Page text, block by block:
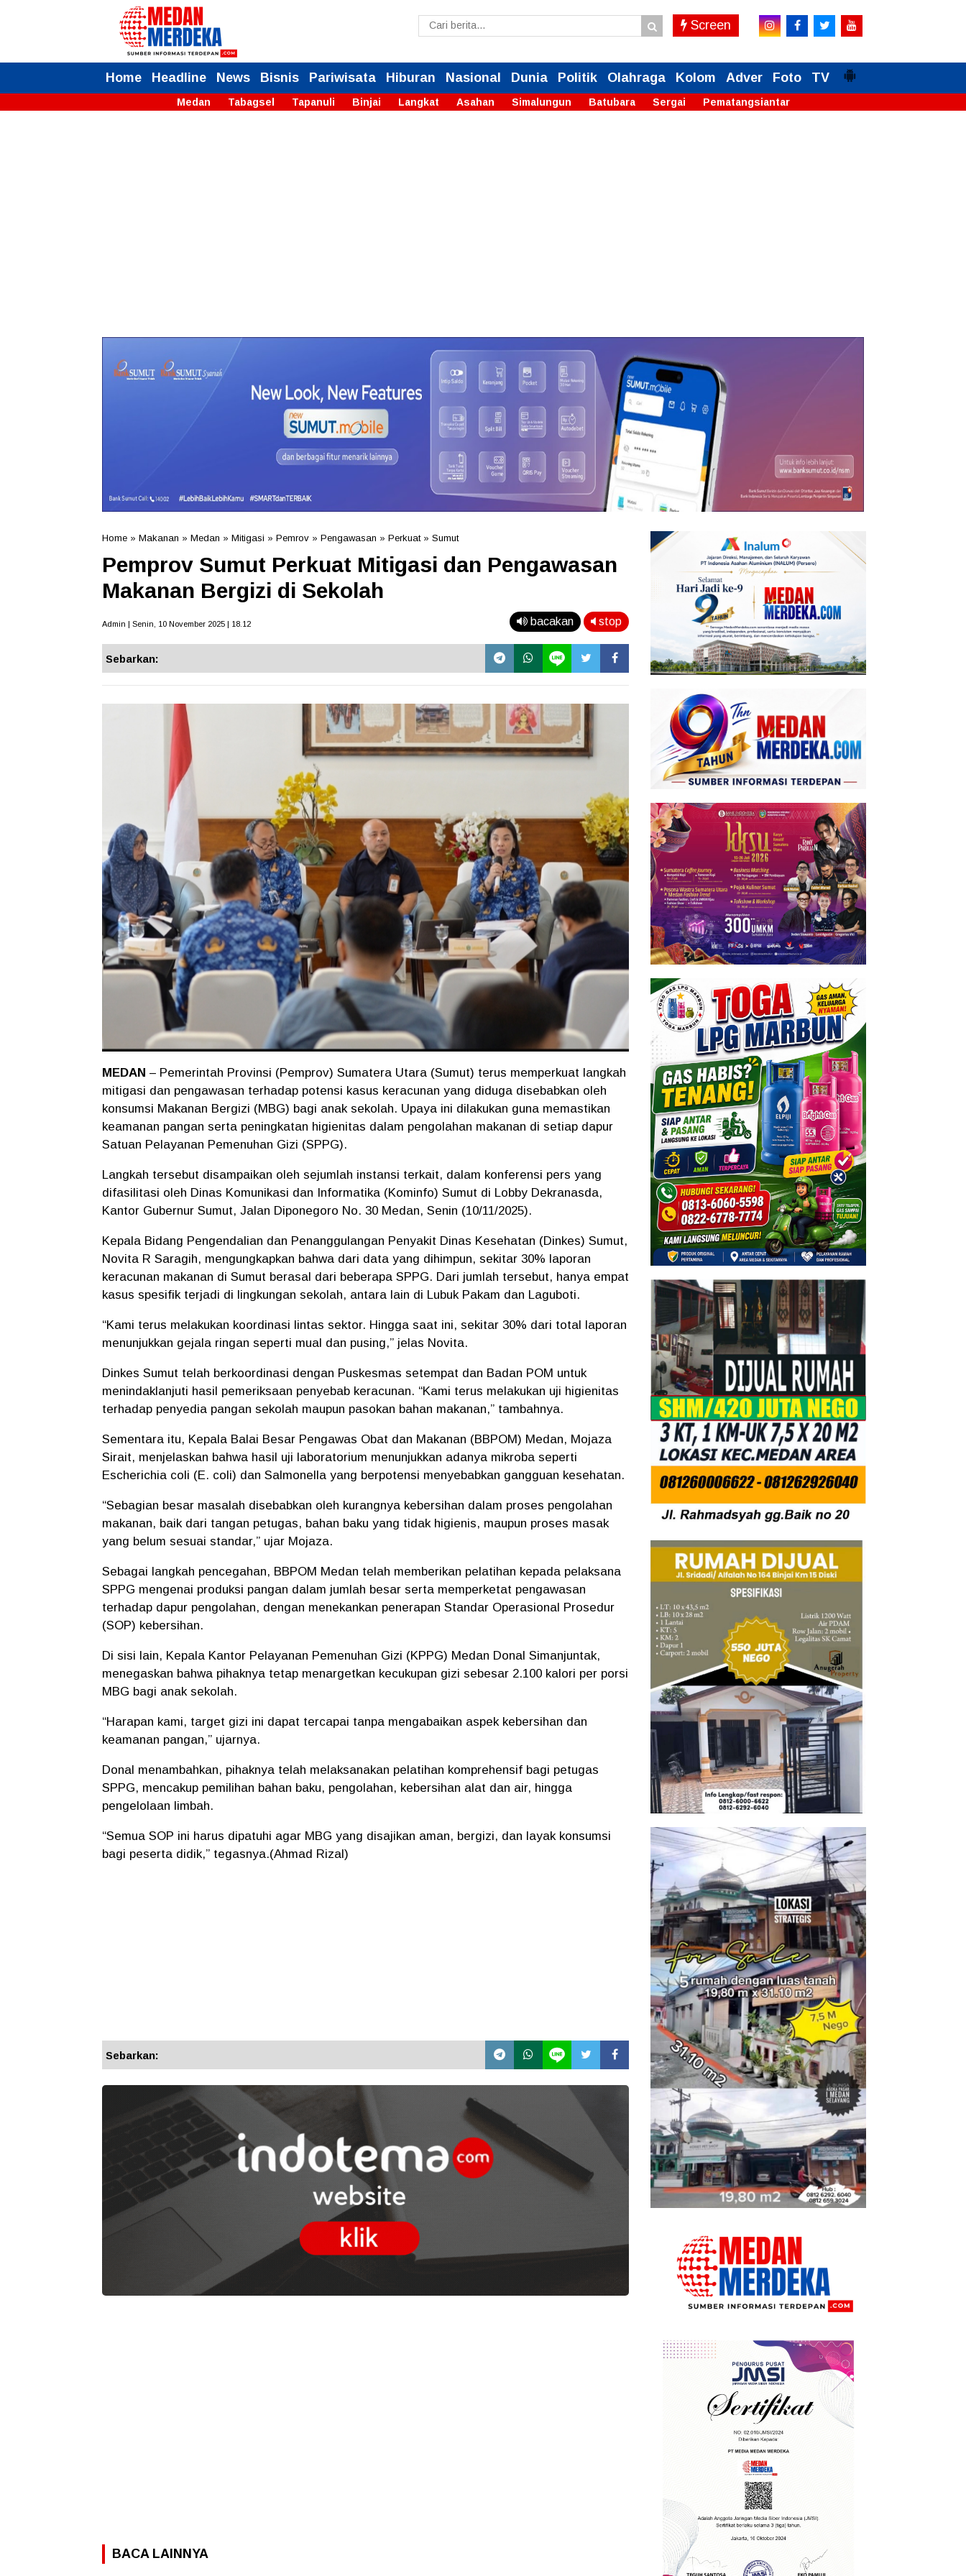
Screen
Home Headline News Bisnis Pariwisata Hiburan Nasional Dunia Politik Olahraga Kolom Adver Foto TV
Medan Tabagsel Tapanuli Binjai Langkat Asahan Simalungun Batubara Sergai Pematangsiantar
Home » Makanan » Medan » Mitigasi » Pemrov » Pengawasan » Perkuat» Sumut
Pemprov Sumut Perkuat Mitigasi dan Pengawasan
Makanan Bergizi di Sekolah
Admin | Senin, 10 November 2025 | 18.12 bacakan stop
Sebarkan:
MEDAN – Pemerintah Provinsi (Pemprov) Sumatera Utara (Sumut) terus memperkuat langkah
mitigasi dan pengawasan terhadap potensi kasus keracunan yang diduga disebabkan oleh
konsumsi Makanan Bergizi (MBG) bagi anak sekolah. Upaya ini dilakukan guna memastikan
keamanan pangan serta peningkatan higienitas dalam pengolahan makanan di setiap dapur
Satuan Pelayanan Pemenuhan Gizi (SPPG).
Langkah tersebut disampaikan oleh sejumlah instansi terkait, dalam konferensi pers yang
difasilitasi oleh Dinas Komunikasi dan Informatika (Kominfo) Sumut di Lobby Dekranasda,
Kantor Gubernur Sumut, Jalan Diponegoro No. 30 Medan, Senin (10/11/2025).
Kepala Bidang Pengendalian dan Penanggulangan Penyakit Dinas Kesehatan (Dinkes) Sumut,
Novita R Saragih, mengungkapkan bahwa dari data yang dihimpun, sekitar 30% laporan
keracunan makanan di Sumut berasal dari beberapa SPPG. Dari jumlah tersebut, hanya empat
kasus spesifik terjadi di lingkungan sekolah, antara lain di Lubuk Pakam dan Laguboti.
“Kami terus melakukan koordinasi lintas sektor. Hingga saat ini, sekitar 30% dari total laporan
menunjukkan gejala ringan seperti mual dan pusing,” jelas Novita.
Dinkes Sumut telah berkoordinasi dengan Puskesmas setempat dan Badan POM untuk
menindaklanjuti hasil pemeriksaan penyebab keracunan. “Kami terus melakukan uji higienitas
terhadap penyedia pangan sekolah maupun pasokan bahan makanan,” tambahnya.
Sementara itu, Kepala Balai Besar Pengawas Obat dan Makanan (BBPOM) Medan, Mojaza
Sirait, menjelaskan bahwa hasil uji laboratorium menunjukkan adanya mikroba seperti
Escherichia coli (E. coli) dan Salmonella yang berpotensi menyebabkan gangguan kesehatan.
“Sebagian besar masalah disebabkan oleh kurangnya kebersihan dalam proses pengolahan
makanan, baik dari tangan petugas, bahan baku yang tidak higienis, maupun proses masak
yang belum sesuai standar,” ujar Mojaza.
Sebagai langkah pencegahan, BBPOM Medan telah memberikan pelatihan kepada pelaksana
SPPG mengenai produksi pangan dalam jumlah besar serta memperketat pengawasan
terhadap dapur pengolahan, dengan menekankan penerapan Standar Operasional Prosedur
(SOP) kebersihan.
Di sisi lain, Kepala Kantor Pelayanan Pemenuhan Gizi (KPPG) Medan Donal Simanjuntak,
menegaskan bahwa pihaknya tetap menargetkan kecukupan gizi sebesar 2.100 kalori per porsi
MBG bagi anak sekolah.
“Harapan kami, target gizi ini dapat tercapai tanpa mengabaikan aspek kebersihan dan
keamanan pangan,” ujarnya.
Donal menambahkan, pihaknya telah melaksanakan pelatihan komprehensif bagi petugas
SPPG, mencakup pemilihan bahan baku, pengolahan, kebersihan alat dan air, hingga
pengelolaan limbah.
“Semua SOP ini harus dipatuhi agar MBG yang disajikan aman, bergizi, dan layak konsumsi
bagi peserta didik,” tegasnya.(Ahmad Rizal)
Sebarkan:
BACA LAINNYA